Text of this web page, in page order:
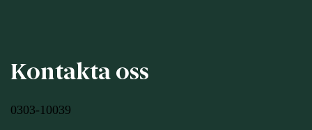
Kontakta oss
0303-10039